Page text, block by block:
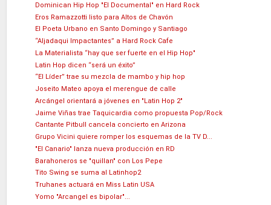
Dominican Hip Hop "El Documental" en Hard Rock
Eros Ramazzotti listo para Altos de Chavón
El Poeta Urbano en Santo Domingo y Santiago
“Aljadaqui Impactantes” a Hard Rock Cafe
La Materialista “hay que ser fuerte en el Hip Hop"
Latin Hop dicen “será un éxito”
“El Líder” trae su mezcla de mambo y hip hop
Joseito Mateo apoya el merengue de calle
Arcángel orientará a jóvenes en "Latin Hop 2"
Jaime Viñas trae Taquicardia como propuesta Pop/Rock
Cantante Pitbull cancela concierto en Arizona
Grupo Vicini quiere romper los esquemas de la TV D...
"El Canario" lanza nueva producción en RD
Barahoneros se "quillan" con Los Pepe
Tito Swing se suma al Latinhop2
Truhanes actuará en Miss Latin USA
Yomo "Arcangel es bipolar"...